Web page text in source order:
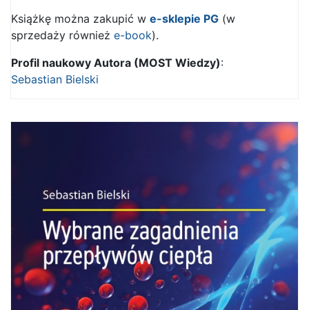
Książkę można zakupić w e-sklepie PG (w
sprzedaży również e-book).
Profil naukowy Autora (MOST Wiedzy):
Sebastian Bielski